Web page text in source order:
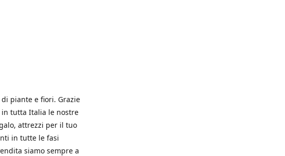
piante e fiori. Grazie
in tutta Italia le nostre
attrezzi per il tuo
in tutte le fasi
siamo sempre a